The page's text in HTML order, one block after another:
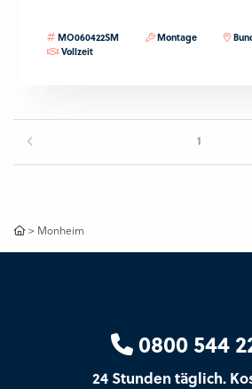
MO060422SM Montage
Vollzeit
1
> Monheim
0800 544
24 Stunden täglich.